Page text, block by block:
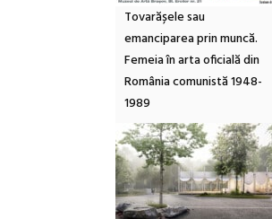
Tovarășele sau
emanciparea prin muncă.
Femeia în arta oficială din
România comunistă 1948-
1989